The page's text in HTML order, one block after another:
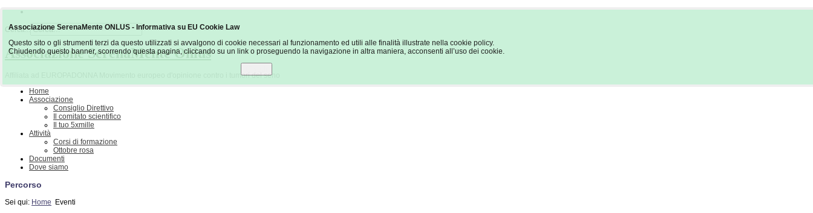
Associazione SerenaMente ONLUS - Informativa su EU Cookie Law
Questo sito o gli strumenti terzi da questo utilizzati si avvalgono di cookie necessari al funzionamento ed utili alle finalità illustrate nella cookie policy.
Chiudendo questo banner, scorrendo questa pagina, cliccando su un link o proseguendo la navigazione in altra maniera, acconsenti all’uso dei cookie.
Cerca...
Associazione SerenaMente Onlus
Affiliata ad EUROPADONNA Movimento europeo d'opinione contro i tumori del seno
Home
Associazione
Consiglio Direttivo
Il comitato scientifico
Il tuo 5xmille
Attività
Corsi di formazione
Ottobre rosa
Documenti
Dove siamo
Percorso
Sei qui: Home Eventi